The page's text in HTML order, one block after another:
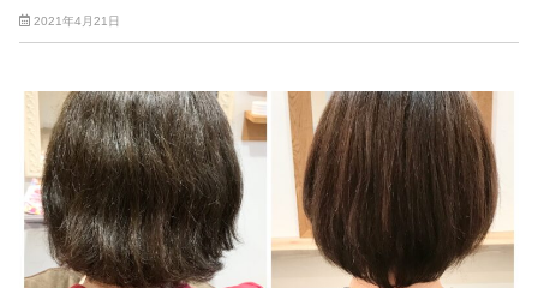
2021年4月21日